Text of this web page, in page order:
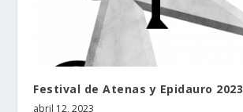
Festival de Atenas y Epidauro 2023
abril 12, 2023